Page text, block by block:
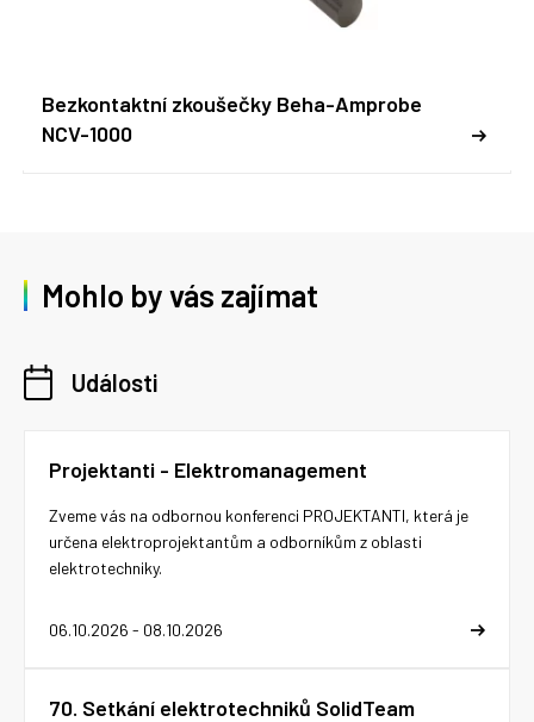
Bezkontaktní zkoušečky Beha-Amprobe
NCV-1000
Mohlo by vás zajímat
Události
Projektanti - Elektromanagement
06.10.2026 - 08.10.2026
Zveme vás na odbornou konferenci PROJEKTANTI, která je
určena elektroprojektantům a odborníkům z oblasti
elektrotechniky.
70. Setkání elektrotechniků SolidTeam